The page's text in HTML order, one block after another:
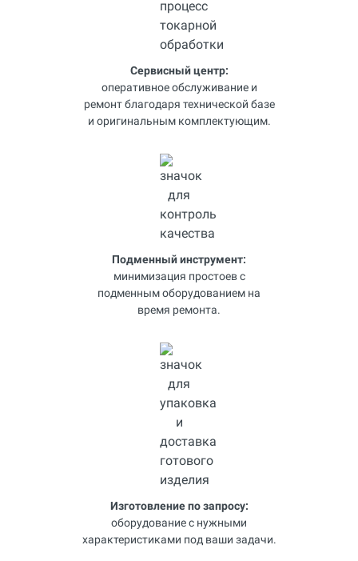
Сервисный центр:
оперативное обслуживание и
ремонт благодаря технической базе
и оригинальным комплектующим.
Подменный инструмент:
минимизация простоев с
подменным оборудованием на
время ремонта.
Изготовление по запросу:
оборудование с нужными
характеристиками под ваши задачи.